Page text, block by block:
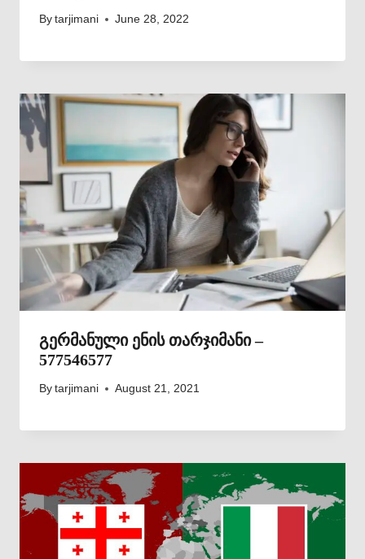
By tarjimani June 28, 2022
გერმანული ენის თარჯიმანი –
577546577
By tarjimani August 21, 2021